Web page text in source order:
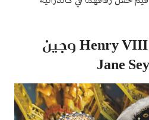
هنري الثامن Henry VIII وجين